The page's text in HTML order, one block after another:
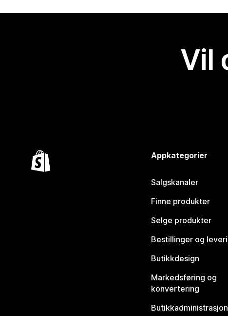
Vil
Appkategorier
Salgskanaler
Finne produkter
Selge produkter
Bestillinger og
Butikkdesign
Markedsføring og
konvertering
Butikkadministrasjon